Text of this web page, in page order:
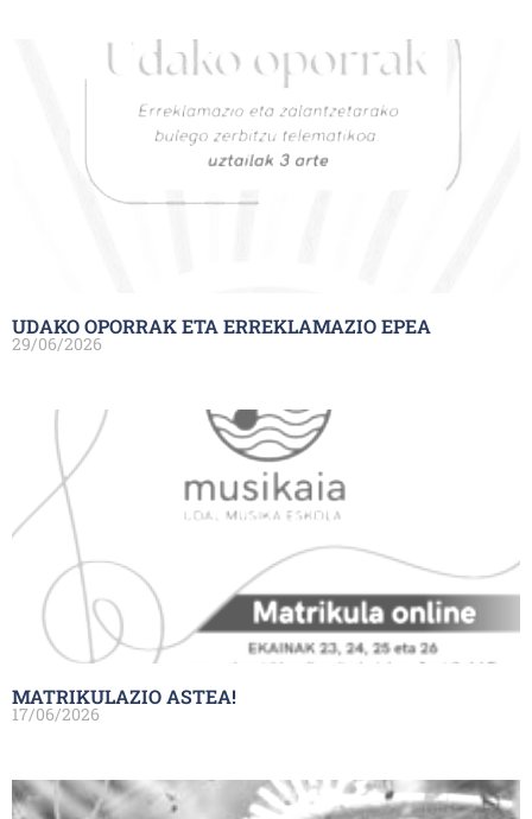
UDAKO OPORRAK ETA ERREKLAMAZIO EPEA
29/06/2026
MATRIKULAZIO ASTEA!
17/06/2026